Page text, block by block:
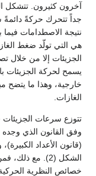
آخرون كثيرون. تتشكل
جداً تتحرك حركةً دائمةً
نتيجة الاصطدامات فيما
هي التي تولّد ضغط
الجزيئات إلا من خلال
يسمح لحركة الجزيئات
خارجية، وهذا ما يتضح
الغازات.
تتوزع سرعات
وفق القانون الذي
(قانون الأعداد
الشكل (2). مع
خصائص النظرية